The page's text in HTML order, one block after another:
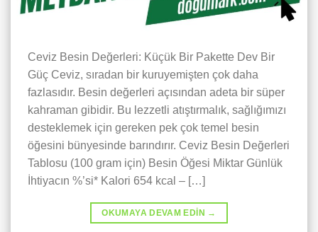
Ceviz Besin Değerleri: Küçük Bir Pakette Dev Bir
Güç Ceviz, sıradan bir kuruyemişten çok daha
fazlasıdır. Besin değerleri açısından adeta bir süper
kahraman gibidir. Bu lezzetli atıştırmalık, sağlığımızı
desteklemek için gereken pek çok temel besin
öğesini bünyesinde barındırır. Ceviz Besin Değerleri
Tablosu (100 gram için) Besin Öğesi Miktar Günlük
İhtiyacın %’si* Kalori 654 kcal – […]
OKUMAYA DEVAM EDIN →